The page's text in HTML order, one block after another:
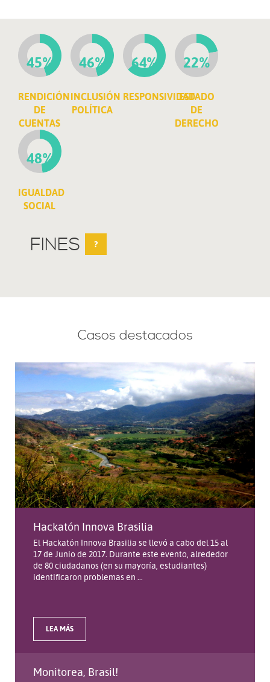
45%
RENDICIÓN
DE
CUENTAS
46%
INCLUSIÓN
POLÍTICA
64%
RESPONSIVIDAD
22%
ESTADO
DE
DERECHO
48%
IGUALDAD
SOCIAL
FINES ?
Casos destacados
Hackatón Innova Brasilia
El Hackatón Innova Brasilia se llevó a cabo del 15 al
17 de Junio de 2017. Durante este evento, alrededor
de 80 ciudadanos (en su mayoría, estudiantes)
identificaron problemas en ...
LEA MÁS
Monitorea, Brasil!